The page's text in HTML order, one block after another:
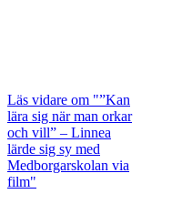
Läs vidare om "”Kan
lära sig när man orkar
och vill” – Linnea
lärde sig sy med
Medborgarskolan via
film"